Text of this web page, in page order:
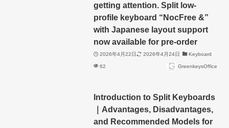
getting attention. Split low-
profile keyboard “NocFree &”
with Japanese layout support
now available for pre-order
2026年4月22日 2026年4月24日 Keyboard
62 GreenkeysOffice
Introduction to Split Keyboards
｜Advantages, Disadvantages,
and Recommended Models for